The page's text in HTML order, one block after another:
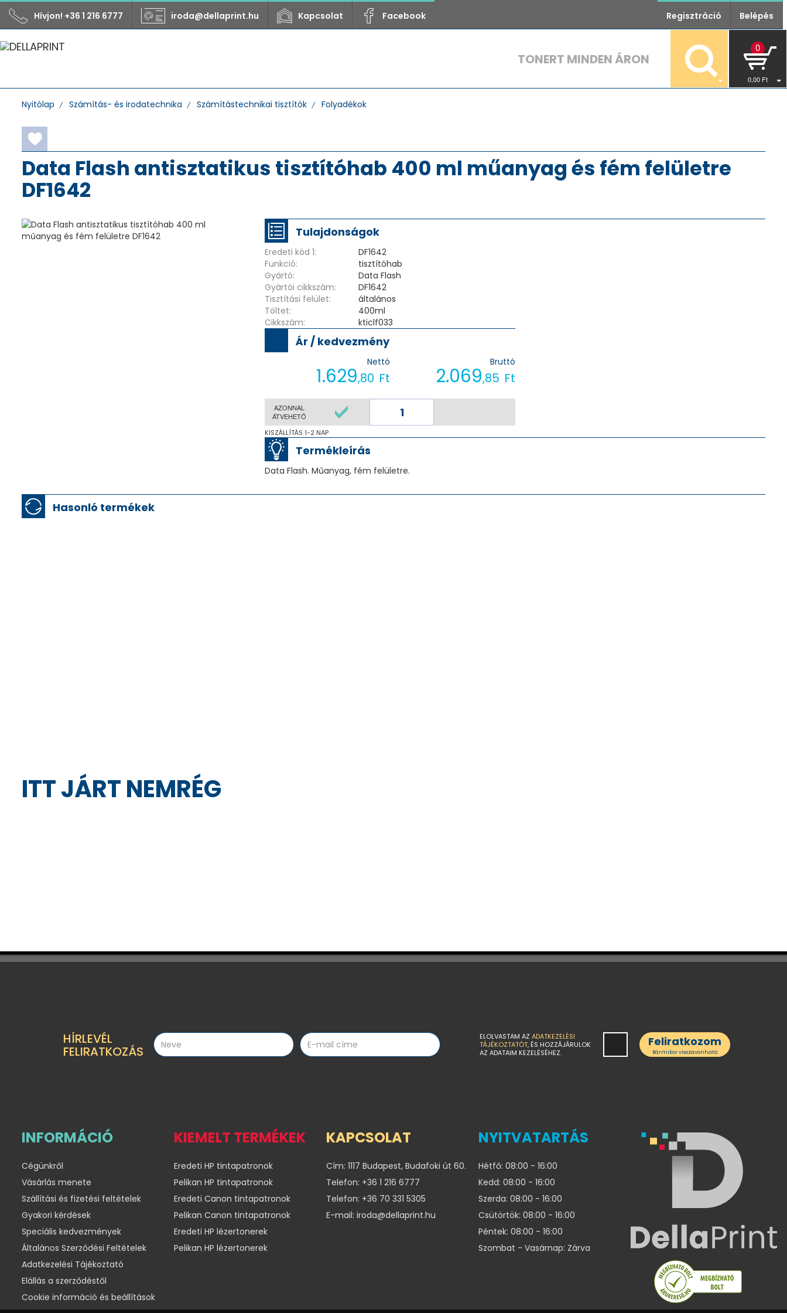
Hívjon! +36 1 216 6777 iroda@dellaprint.hu Kapcsolat Facebook Regisztráció Belépés
0
0,00 Ft
TONERT MINDEN ÁRON
Nyitólap Számítás- és irodatechnika Számítástechnikai tisztítók Folyadékok
Data Flash antisztatikus tisztítóhab 400 ml műanyag és fém felületre
DF1642
Tulajdonságok
Eredeti kód 1:
DF1642
Funkció:
tisztítóhab
Gyártó:
Data Flash
Gyártói cikkszám:
DF1642
Tisztítási felület:
általános
Töltet:
400ml
Cikkszám:
kticlf033
Ár / kedvezmény
Nettó
1.629,80 Ft
Bruttó
2.069,85 Ft
AZONNAL
ÁTVEHETŐ
KISZÁLLÍTÁS 1-2 NAP
Termékleírás
Data Flash. Műanyag, fém felületre.
Hasonló termékek
ITT JÁRT NEMRÉG
HÍRLEVÉL
FELIRATKOZÁS
ELOLVASTAM AZ ADATKEZELÉSI
TÁJÉKOZTATÓT, ÉS HOZZÁJÁRULOK
AZ ADATAIM KEZELÉSÉHEZ.
Feliratkozom
Bármikor visszavonható
INFORMÁCIÓ
Cégünkről
Vásárlás menete
Szállítási és fizetési feltételek
Gyakori kérdések
Speciális kedvezmények
Általános Szerződési Feltételek
Adatkezelési Tájékoztató
Elállás a szerződéstől
Cookie információ és beállítások
KIEMELT TERMÉKEK
Eredeti HP tintapatronok
Pelikan HP tintapatronok
Eredeti Canon tintapatronok
Pelikan Canon tintapatronok
Eredeti HP lézertonerek
Pelikan HP lézertonerek
KAPCSOLAT
Cím: 1117 Budapest, Budafoki út 60.
Telefon: +36 1 216 6777
Telefon: +36 70 331 5305
E-mail: iroda@dellaprint.hu
NYITVATARTÁS
Hétfő: 08:00 - 16:00
Kedd: 08:00 - 16:00
Szerda: 08:00 - 16:00
Csütörtök: 08:00 - 16:00
Péntek: 08:00 - 16:00
Szombat - Vasárnap: Zárva